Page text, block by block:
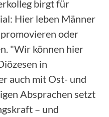
birgt für
Hier leben Männer
oder
"Wir können hier
in
auch mit Ost- und
Absprachen setzt
– und